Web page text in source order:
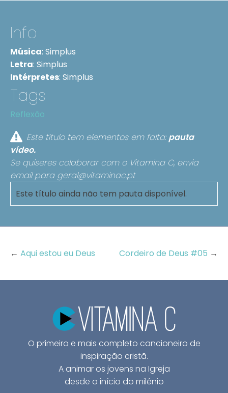
Info
Música: Simplus
Letra: Simplus
Intérpretes: Simplus
Tags
Reflexão
Este título tem elementos em falta:pauta
vídeo.
Se quiseres colaborar com o Vitamina C, envia
email para geral@vitaminac.pt
Este título ainda não tem pauta disponível.
← Aqui estou eu Deus Cordeiro de Deus #05 →
O primeiro e mais completo cancioneiro de
inspiração cristã.
A animar os jovens na Igreja
desde o início do milénio